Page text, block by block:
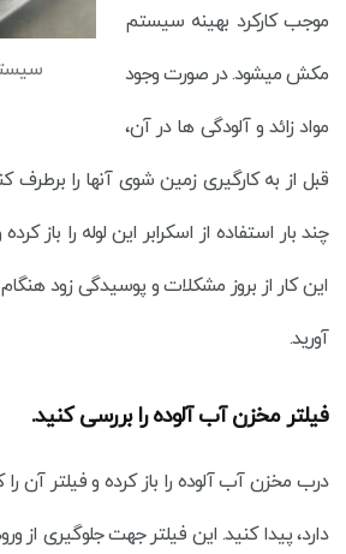
موجب کارکرد بهینه سیستم
مکش میشود. در صورت وجود
مواد زائد و آلودگی ها در آن،
قبل از به کارگیری زمین شوی آنها را برطرف
چند بار استفاده از اسکرابر این لوله را باز
این کار از بروز مشکلات و پوسیدگی زود
آورید.
فیلتر مخزن آب آلوده را بررسی کنید.
درب مخزن آب آلوده را باز کرده و فیلتر آن
دارد، پیدا کنید. این فیلتر جهت جلوگیری از